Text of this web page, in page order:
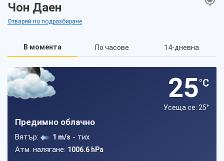
Чон Даен
Отваряй по подразбиране
В момента По часове 14-дневна
25°C
Усеща се: 25°
Предимно облачно
Вятър: 1 m/s - тих
Атм. налягане: 1006.6 hPa